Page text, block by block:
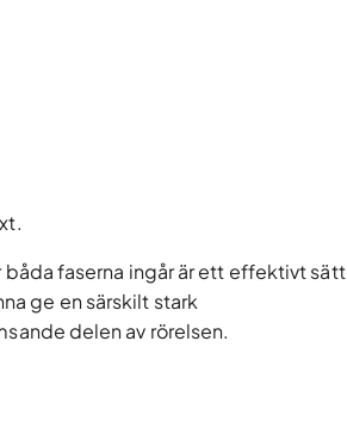
faserna ingår är ett effektivt sätt
ge en särskilt stark
delen av rörelsen.